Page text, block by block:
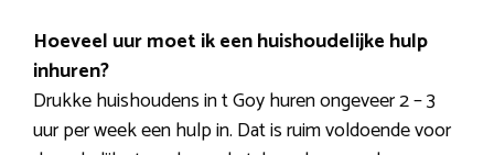
Hoeveel uur moet ik een huishoudelijke hulp
inhuren?
Drukke huishoudens in t Goy huren ongeveer 2 – 3
uur per week een hulp in. Dat is ruim voldoende voor